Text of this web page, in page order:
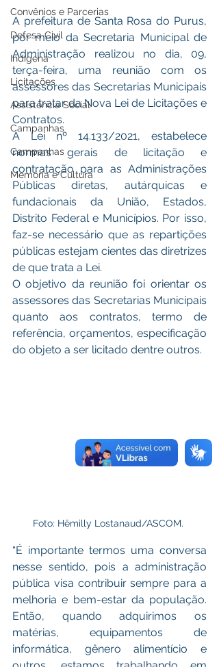
Convênios e Parcerias
Defesa Civil
Indígena
Licitações
Assistência Social
Campanhas
Campanhas
Memória e Cultura
A prefeitura de Santa Rosa do Purus,
por meio da Secretaria Municipal de
Administração realizou no dia, 09,
terça-feira, uma reunião com os
assessores das Secretarias Municipais
para tratar da Nova Lei de Licitações e
Contratos.
A Lei nº 14.133/2021, estabelece
normas gerais de licitação e
contratação para as Administrações
Públicas diretas, autárquicas e
fundacionais da União, Estados,
Distrito Federal e Municípios. Por isso,
faz-se necessário que as repartições
públicas estejam cientes das diretrizes
de que trata a Lei.
O objetivo da reunião foi orientar os
assessores das Secretarias Municipais
quanto aos contratos, termo de
referência, orçamentos, especificação
do objeto a ser licitado dentre outros.
Foto: Hêmilly Lostanaud/ASCOM.
“É importante termos uma conversa
nesse sentido, pois a administração
pública visa contribuir sempre para a
melhoria e bem-estar da população.
Então, quando adquirimos os
matérias, equipamentos de
informática, gênero alimentício e